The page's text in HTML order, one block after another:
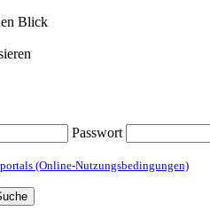
Blick
Passwort
(Online-Nutzungsbedingungen)